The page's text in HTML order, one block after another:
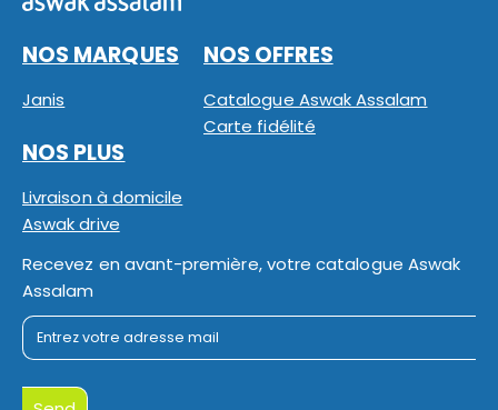
NOS MARQUES
Janis
NOS OFFRES
Catalogue Aswak Assalam
Carte fidélité
NOS PLUS
Livraison à domicile
Aswak drive
Recevez en avant-première, votre catalogue Aswak
Assalam